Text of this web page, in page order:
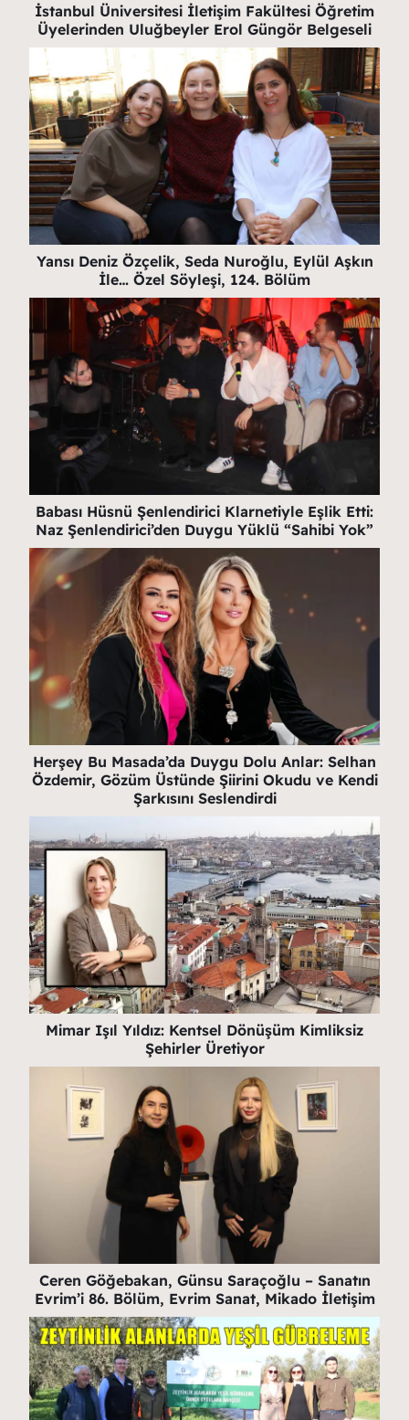
İstanbul Üniversitesi İletişim Fakültesi Öğretim
Üyelerinden Uluğbeyler Erol Güngör Belgeseli
Yansı Deniz Özçelik, Seda Nuroğlu, Eylül Aşkın
İle… Özel Söyleşi, 124. Bölüm
Babası Hüsnü Şenlendirici Klarnetiyle Eşlik Etti:
Naz Şenlendirici’den Duygu Yüklü “Sahibi Yok”
Herşey Bu Masada’da Duygu Dolu Anlar: Selhan
Özdemir, Gözüm Üstünde Şiirini Okudu ve Kendi
Şarkısını Seslendirdi
Mimar Işıl Yıldız: Kentsel Dönüşüm Kimliksiz
Şehirler Üretiyor
Ceren Göğebakan, Günsu Saraçoğlu – Sanatın
Evrim’i 86. Bölüm, Evrim Sanat, Mikado İletişim